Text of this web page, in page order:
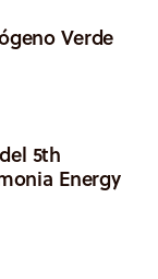
Verde
5th
Energy